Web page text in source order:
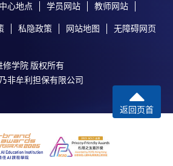
心地点 学员网站 教师网站
私隐政策 网站地图 无障碍网页
学院 版权所有
非牟利担保有限公司
返回页首